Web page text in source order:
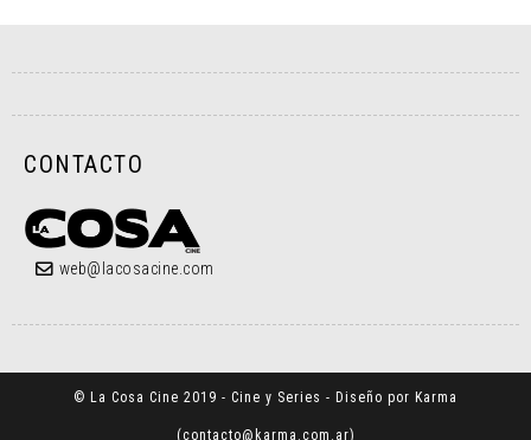
CONTACTO
web@lacosacine.com
© La Cosa Cine 2019 - Cine y Series - Diseño por Karma
(contacto@karma.com.ar)